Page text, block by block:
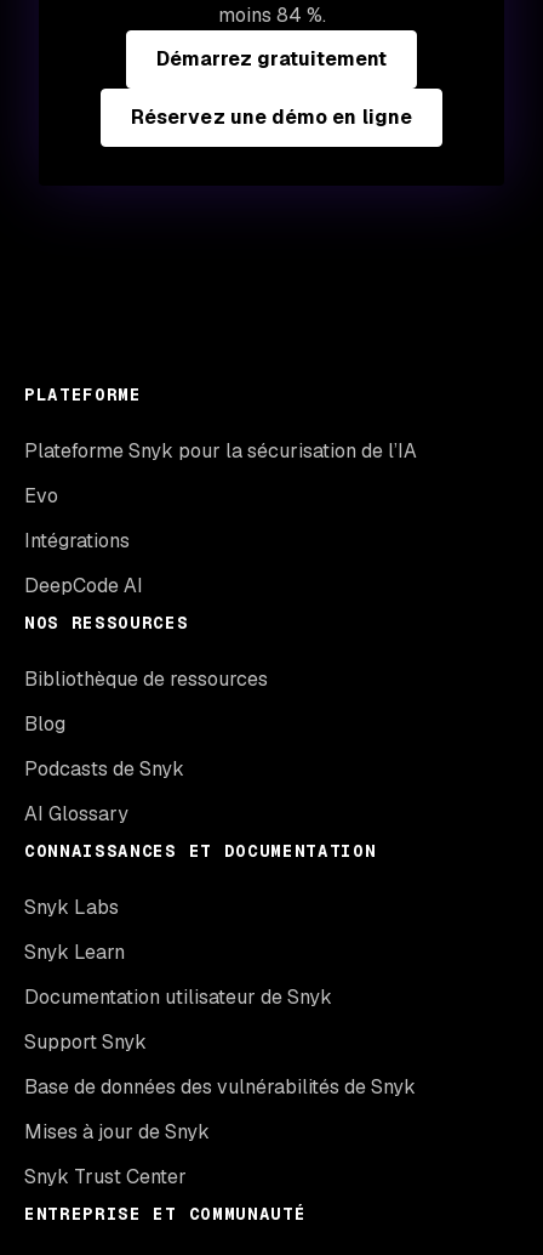
moins 84 %.
Démarrez gratuitement
Réservez une démo en ligne
PLATEFORME
Plateforme Snyk pour la sécurisation de l’IA
Evo
Intégrations
DeepCode AI
NOS RESSOURCES
Bibliothèque de ressources
Blog
Podcasts de Snyk
AI Glossary
CONNAISSANCES ET DOCUMENTATION
Snyk Labs
Snyk Learn
Documentation utilisateur de Snyk
Support Snyk
Base de données des vulnérabilités de Snyk
Mises à jour de Snyk
Snyk Trust Center
ENTREPRISE ET COMMUNAUTÉ